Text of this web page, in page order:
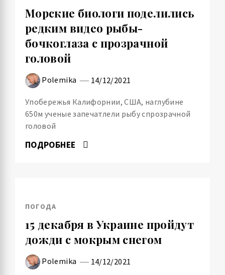
Морские биологи поделились
редким видео рыбы-
бочкоглаза с прозрачной
головой
Polemika 14/12/2021
Упобережья Калифорнии, США, наглубине
650м ученые запечатлели рыбу спрозрачной
головой
ПОДРОБНЕЕ
ПОГОДА
15 декабря в Украине пройдут
дожди с мокрым снегом
Polemika 14/12/2021